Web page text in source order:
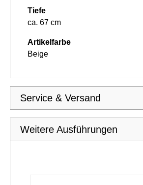
Tiefe
ca. 67 cm
Artikelfarbe
Beige
Service & Versand
Weitere Ausführungen